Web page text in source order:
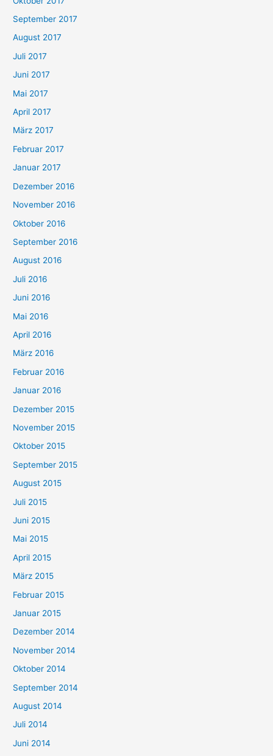
September 2017
August 2017
Juli 2017
Juni 2017
Mai 2017
April 2017
März 2017
Februar 2017
Januar 2017
Dezember 2016
November 2016
Oktober 2016
September 2016
August 2016
Juli 2016
Juni 2016
Mai 2016
April 2016
März 2016
Februar 2016
Januar 2016
Dezember 2015
November 2015
Oktober 2015
September 2015
August 2015
Juli 2015
Juni 2015
Mai 2015
April 2015
März 2015
Februar 2015
Januar 2015
Dezember 2014
November 2014
Oktober 2014
September 2014
August 2014
Juli 2014
Juni 2014